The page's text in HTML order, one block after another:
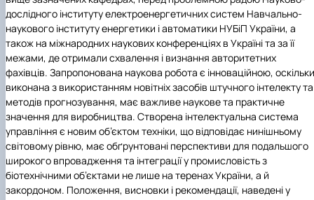
дослідного інституту електроенергетичних систем Навчально-
наукового інституту енергетики і автоматики НУБіП України, а
також на міжнародних наукових конференціях в Україні та за її
межами, де отримали схвалення і визнання авторитетних
фахівців. Запропонована наукова робота є інноваційною, оскільки
виконана з використанням новітніх засобів штучного інтелекту та
методів прогнозування, має важливе наукове та практичне
значення для виробництва. Створена інтелектуальна система
управління є новим об’єктом техніки, що відповідає нинішньому
світовому рівню, має обґрунтовані перспективи для подальшого
широкого впровадження та інтеграції у промисловість з
біотехнічними об’єктами не лише на теренах України, а й
закордоном. Положення, висновки і рекомендації, наведені у